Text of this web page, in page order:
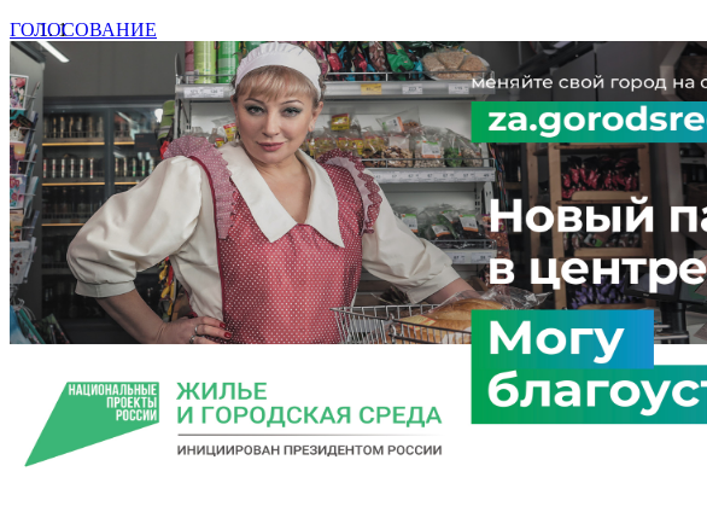
ГОЛОСОВАНИЕ
1
2
4
5
Знаете, какая помощь от государства
чтобы реализовать свой потенциал на
Написать о проблеме
Главная 2016 » Июнь
30 Июня, Четверг